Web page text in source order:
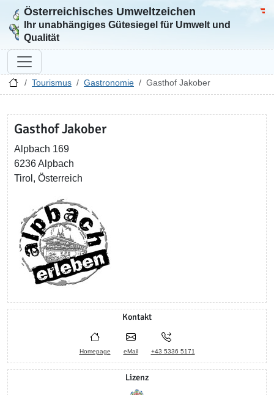
Zur Startseite
Österreichisches Umweltzeichen
Ihr unabhängiges Gütesiegel für Umwelt und
Qualität
Tourismus Gastronomie Gasthof Jakober
Gasthof Jakober
Alpbach 169
6236 Alpbach
Tirol, Österreich
Kontakt
Homepage eMail +43 5336 5171
Lizenz